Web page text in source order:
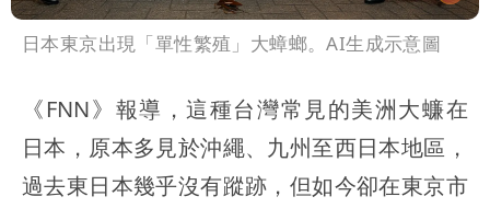
日本東京出現「單性繁殖」大蟑螂。AI生成示意圖
《FNN》報導，這種台灣常見的美洲大蠊在
日本，原本多見於沖繩、九州至西日本地區，
過去東日本幾乎沒有蹤跡，但如今卻在東京市